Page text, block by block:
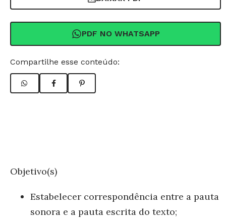
PDF NO WHATSAPP
Compartilhe esse conteúdo:
Objetivo(s)
Estabelecer correspondência entre a pauta
sonora e a pauta escrita do texto;